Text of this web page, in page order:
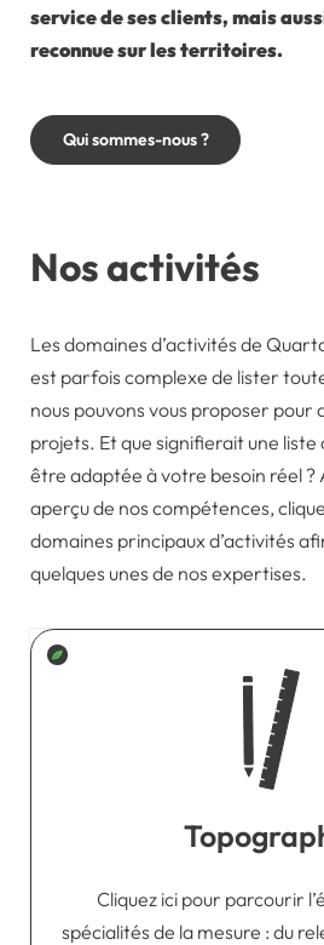
service de ses clients, mais
reconnue sur les territoires.
Qui sommes-nous ?
Nos activités
Les domaines d’activités de
est parfois complexe de lister
nous pouvons vous proposer pour
projets. Et que signifierait une
être adaptée à votre besoin réel ?
aperçu de nos compétences,
domaines principaux d’activités
quelques unes de nos expertises.
Cliquez ici pour parcourir
spécialités de la mesure : du